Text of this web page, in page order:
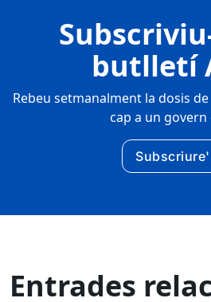
butlletí
Rebeu setmanalment la dosis
cap a un
Entrades